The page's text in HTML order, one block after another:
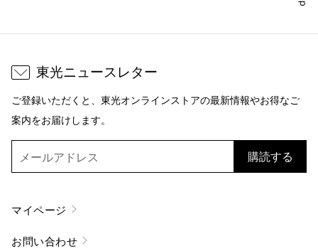
東光ニュースレター
ご登録いただくと、東光オンラインストアの最新情報やお得なご
案内をお届けします。
購読する
マイページ
お問い合わせ